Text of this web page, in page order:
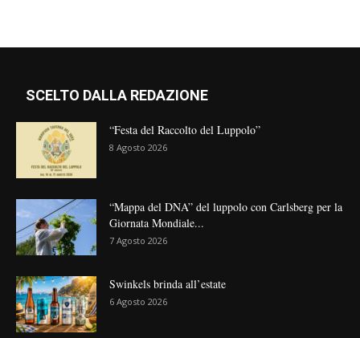
SCELTO DALLA REDAZIONE
“Festa del Raccolto del Luppolo”
8 Agosto 2026
“Mappa del DNA” del luppolo con Carlsberg per la
Giornata Mondiale...
7 Agosto 2026
Swinkels brinda all’estate
6 Agosto 2026